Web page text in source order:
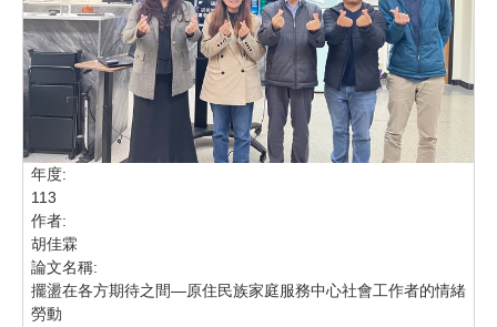
年度:
113
作者:
胡佳霖
論文名稱:
擺盪在各方期待之間―原住民族家庭服務中心社會工作者的情緒
勞動